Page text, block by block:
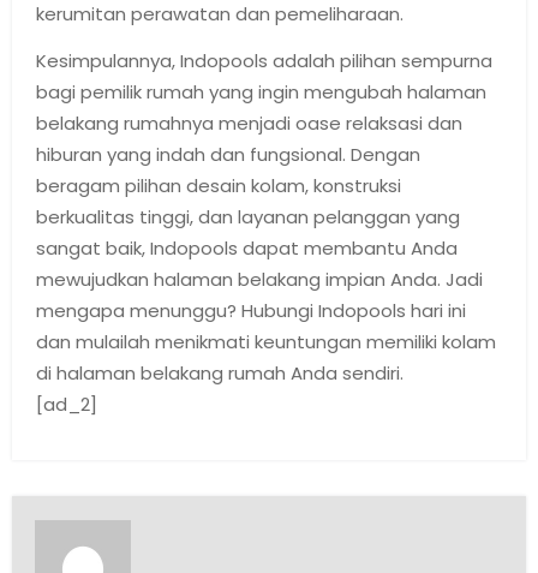
kerumitan perawatan dan pemeliharaan.
Kesimpulannya, Indopools adalah pilihan sempurna
bagi pemilik rumah yang ingin mengubah halaman
belakang rumahnya menjadi oase relaksasi dan
hiburan yang indah dan fungsional. Dengan
beragam pilihan desain kolam, konstruksi
berkualitas tinggi, dan layanan pelanggan yang
sangat baik, Indopools dapat membantu Anda
mewujudkan halaman belakang impian Anda. Jadi
mengapa menunggu? Hubungi Indopools hari ini
dan mulailah menikmati keuntungan memiliki kolam
di halaman belakang rumah Anda sendiri.
[ad_2]